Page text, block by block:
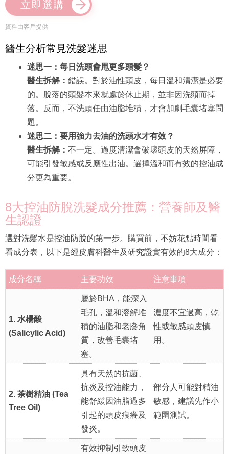
立即選購
資料由客戶提供
醫生分析常見洗髮迷思
迷思一：每日洗頭會甩更多頭髮？
醫生拆解： 錯誤。對於油性頭皮，每日溫和清潔是必要
的。脫落的頭髮本來就處於休止期，並非因洗頭而掉
落。反而，不洗頭任由油脂堆積，才會加劇毛囊堵塞問
題。
迷思二：要用強力去油的洗頭水才有效？
醫生拆解： 不一定。過度清潔會破壞頭皮的天然屏障，
可能引發敏感或反應性出油。選擇溫和而有效的控油成
分更為重要。
8大控油防脫洗髮成分推薦：營養師及醫
生認證
選對洗髮水是控油防脫的第一步。購買前，不妨花點時間看
看成分表，以下是經皮膚科醫生及研究證實有效的8大成分：
成分名稱 主要功效 注意事項
1. 水楊酸
(Salicylic Acid)
屬於BHA，能深入
毛孔，溫和溶解堆
積的油脂和老廢角
質，改善毛囊堵
塞。
濃度不宜過高，乾
性或敏感頭皮慎
用。
2. 茶樹精油 (Tea
Tree Oil)
具有天然的抗菌、
抗炎及控油能力，
能舒緩因油脂過多
引起的頭皮痕癢及
發炎。
部分人可能對精油
敏感，建議先作小
範圍測試。
有效抑制引致頭皮